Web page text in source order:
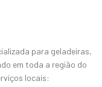
para geladeiras,
em toda a região do
locais: